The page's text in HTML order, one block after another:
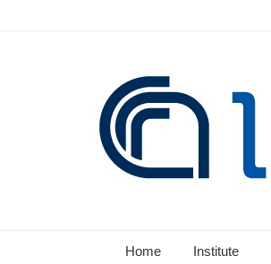
Home Institute